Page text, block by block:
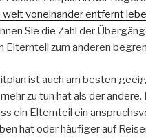
weit voneinander entfernt
Sie die Zahl der
Elternteil zum anderen
ist auch am besten
zu tun hat als der andere.
ein Elternteil ein
hat oder häufiger auf